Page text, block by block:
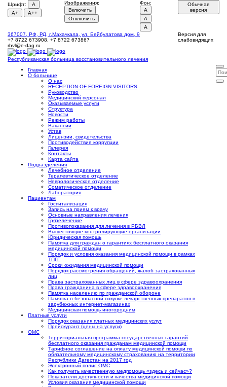
Шрифт:
A
A+
A++
Изображения:
Включить
Отключить
Фон:
A
A
A
Обычная
версия
367007, РФ, РД, г.Махачкала, ул. Бейбулатова дом, 9
+7 8722 673908, +7 8722 673867
rbvl@e-dag.ru
Версия для
слабовидящих
Республиканская больница восстановительного лечения
Главная
О больнице
О нас
RECEPTION OF FOREIGN VISITORS
Руководство
Медицинский персонал
Оказываемые услуги
Структура
Новости
Режим работы
Вакансии
Устав
Лицензии, свидетельства
Противодействие коррупции
Галерея
Контакты
Карта сайта
Подразделения
Лечебное отделение
Терапевтическое отделение
Неврологическое отделение
Соматическое отделение
Лаборатория
Пациентам
Госпитализация
Запись на прием к врачу
Основные направления лечения
Грязелечение
Противопоказания для лечения в РБВЛ
Вышестоящие контролирующие организации
Юридическая помощь
Памятка для граждан о гарантиях бесплатного оказания
медицинской помощи
Порядок и условия оказания медицинской помощи в рамках
ТПГГ
Сроки ожидания медицинской помощи
Порядок рассмотрения обращений, жалоб застрахованных
лиц
Права застрахованных лиц в сфере здравоохранения
Права гражданина в сфере здравоохранения
Памятка населению по гражданской обороне
Памятка о безопасной покупке лекарственных препаратов в
зарубежных интернет-магазинах
Медицинская помощь иногородним
Платные услуги
Порядок оказания платных медицинских услуг
Прейскурант (цены на услуги)
ОМС
Территориальная программа государственных гарантий
бесплатного оказания гражданам медицинской помощи
Тарифное соглашение на оплату медицинской помощи по
обязательному медицинскому страхованию на территории
Республики Дагестан на 2017 год
Электронный полис ОМС
Как получить качественную медпомощь «здесь и сейчас»?
Показатели доступности и качества медицинской помощи
Условия оказания медицинской помощи